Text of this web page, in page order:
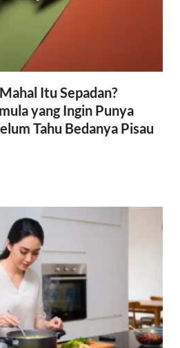
Itu Sepadan?
yang Ingin Punya
Tahu Bedanya Pisau